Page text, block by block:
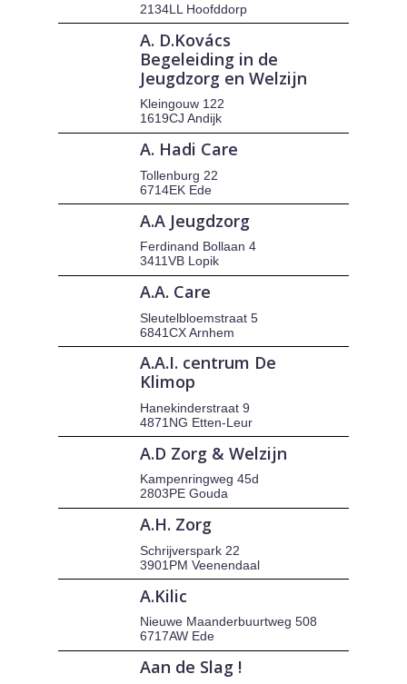
2134LL Hoofddorp
A. D.Kovács
Begeleiding in de
Jeugdzorg en Welzijn
Kleingouw 122
1619CJ Andijk
A. Hadi Care
Tollenburg 22
6714EK Ede
A.A Jeugdzorg
Ferdinand Bollaan 4
3411VB Lopik
A.A. Care
Sleutelbloemstraat 5
6841CX Arnhem
A.A.I. centrum De
Klimop
Hanekinderstraat 9
4871NG Etten-Leur
A.D Zorg & Welzijn
Kampenringweg 45d
2803PE Gouda
A.H. Zorg
Schrijverspark 22
3901PM Veenendaal
A.Kilic
Nieuwe Maanderbuurtweg 508
6717AW Ede
Aan de Slag !